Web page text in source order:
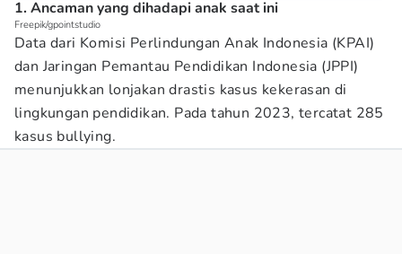
1. Ancaman yang dihadapi anak saat ini
Freepik/gpointstudio
Data dari Komisi Perlindungan Anak Indonesia (KPAI)
dan Jaringan Pemantau Pendidikan Indonesia (JPPI)
menunjukkan lonjakan drastis kasus kekerasan di
lingkungan pendidikan. Pada tahun 2023, tercatat 285
kasus bullying.